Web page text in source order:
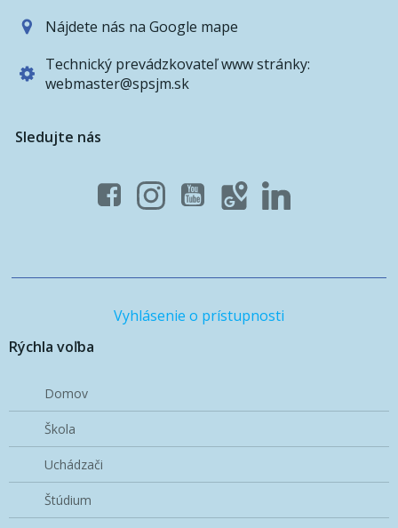
Nájdete nás na Google mape
Technický prevádzkovateľ www stránky:
webmaster@spsjm.sk
Rýchla voľba
Domov
Škola
Uchádzači
Štúdium
Sledujte nás
Vyhlásenie o prístupnosti